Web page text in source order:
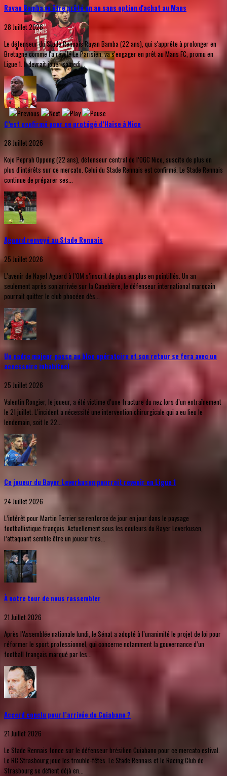
Rayan Bamba va être prêté un an sans option d'achat au Mans
28 Juillet 2026
Le défenseur du Stade Rennais Rayan Bamba (22 ans), qui s'apprête à prolonger en
Bretagne comme l'a révélé Le Parisien, va s'engager en prêt au Mans FC, promu en
Ligue 1. Il devrait jouer samedi...
C’est confirmé pour ce protégé d’Haise à Nice
28 Juillet 2026
Kojo Peprah Oppong (22 ans), défenseur central de l’OGC Nice, suscite de plus en
plus d’intérêts sur ce mercato. Celui du Stade Rennais est confirmé. Le Stade Rennais
continue de préparer ses...
Aguerd renvoyé au Stade Rennais
25 Juillet 2026
L’avenir de Nayef Aguerd à l’OM s’inscrit de plus en plus en pointillés. Un an
seulement après son arrivée sur la Canebière, le défenseur international marocain
pourrait quitter le club phocéen dès...
Un cadre majeur passe au bloc opératoire et son retour se fera avec un
accessoire inhabituel
25 Juillet 2026
Valentin Rongier, le joueur, a été victime d’une fracture du nez lors d’un entraînement
le 21 juillet. L’incident a nécessité une intervention chirurgicale qui a eu lieu le
lendemain, soit le 22...
Ce joueur du Bayer Leverkusen pourrait revenir en Ligue 1
24 Juillet 2026
L’intérêt pour Martin Terrier se renforce de jour en jour dans le paysage
footballistique français. Actuellement sous les couleurs du Bayer Leverkusen,
l’attaquant semble être un joueur très...
À notre tour de nous rassembler
21 Juillet 2026
Après l’Assemblée nationale lundi, le Sénat a adopté à l’unanimité le projet de loi pour
réformer le sport professionnel, qui concerne notamment la gouvernance d’un
football français marqué par les...
Accord conclu pour l’arrivée de Cuiabano ?
21 Juillet 2026
Le Stade Rennais fonce sur le défenseur brésilien Cuiabano pour ce mercato estival.
Le RC Strasbourg joue les trouble-fêtes. Le Stade Rennais et le Racing Club de
Strasbourg se défient déjà en...